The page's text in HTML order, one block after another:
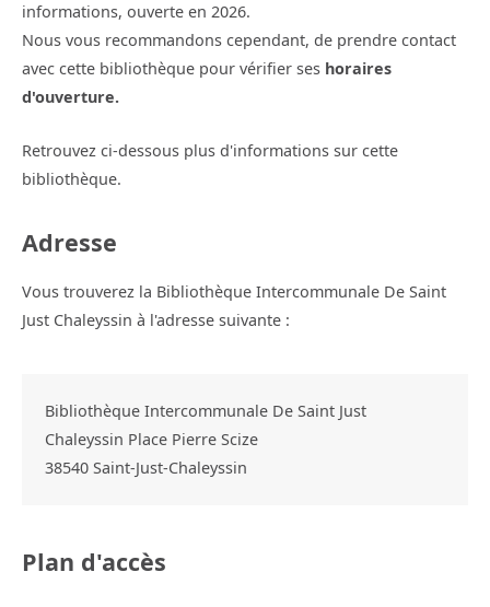
informations, ouverte en 2026.
Nous vous recommandons cependant, de prendre contact
avec cette bibliothèque pour vérifier ses horaires
d'ouverture.
Retrouvez ci-dessous plus d'informations sur cette
bibliothèque.
Adresse
Vous trouverez la Bibliothèque Intercommunale De Saint
Just Chaleyssin à l'adresse suivante :
Bibliothèque Intercommunale De Saint Just
Chaleyssin Place Pierre Scize
38540 Saint-Just-Chaleyssin
Plan d'accès